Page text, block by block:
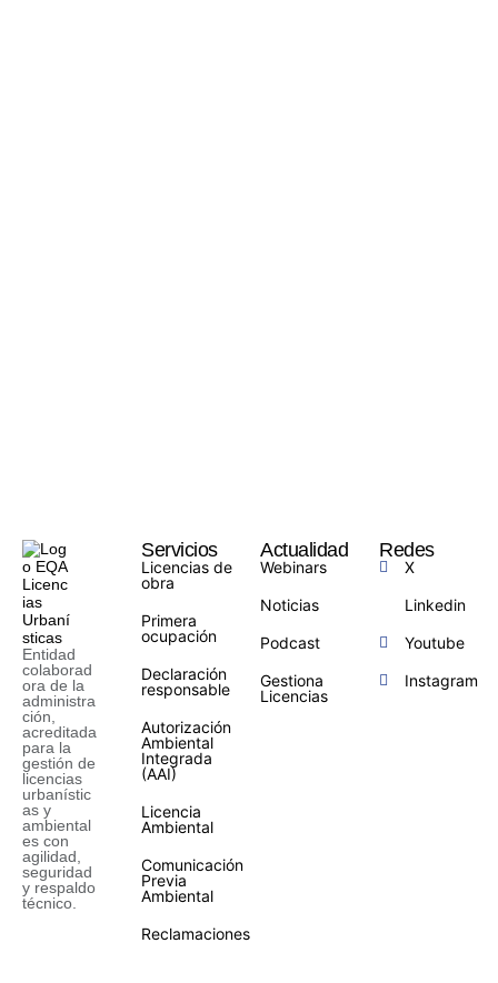
Entidad
colaborad
ora de la
administra
ción,
acreditada
para la
gestión de
licencias
urbanístic
as y
ambiental
es con
agilidad,
seguridad
y respaldo
técnico.
Servicios
Licencias de
obra
Primera
ocupación
Declaración
responsable
Autorización
Ambiental
Integrada
(AAI)
Licencia
Ambiental
Comunicación
Previa
Ambiental
Reclamaciones
Actualidad
Webinars
Noticias
Podcast
Gestiona
Licencias
Redes
X
Linkedin
Youtube
Instagram